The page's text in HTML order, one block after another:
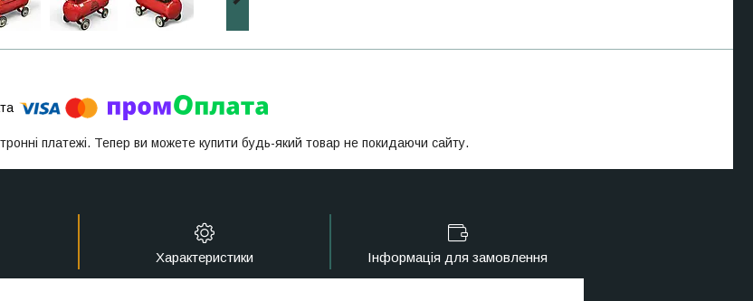
платежі. Тепер ви можете купити будь-який товар не покидаючи сайту.
Характеристики Інформація для замовлення